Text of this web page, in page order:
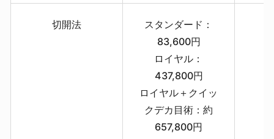
切開法
スタンダード：
83,600円
ロイヤル：
437,800円
ロイヤル＋クイッ
クデカ目術：約
657,800円